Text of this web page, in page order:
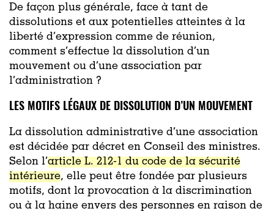
De façon plus générale, face à tant de
dissolutions et aux potentielles atteintes à la
liberté d’expression comme de réunion,
comment s’effectue la dissolution d’un
mouvement ou d’une association par
l’administration ?
LES MOTIFS LÉGAUX DE DISSOLUTION D’UN MOUVEMENT
La dissolution administrative d’une association
est décidée par décret en Conseil des ministres.
Selon l’article L. 212-1 du code de la sécurité
intérieure, elle peut être fondée par plusieurs
motifs, dont la provocation à la discrimination
ou à la haine envers des personnes en raison de